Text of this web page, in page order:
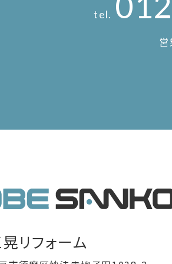
tel.
リフォーム